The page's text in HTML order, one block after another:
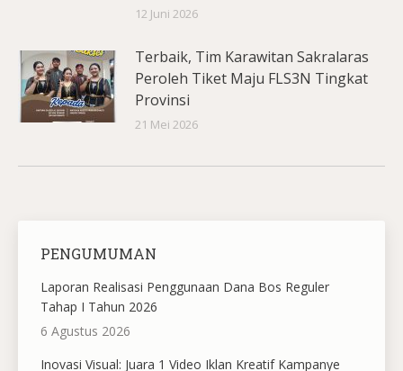
12 Juni 2026
Terbaik, Tim Karawitan Sakralaras
Peroleh Tiket Maju FLS3N Tingkat
Provinsi
21 Mei 2026
PENGUMUMAN
Laporan Realisasi Penggunaan Dana Bos Reguler
Tahap I Tahun 2026
6 Agustus 2026
Inovasi Visual: Juara 1 Video Iklan Kreatif Kampanye